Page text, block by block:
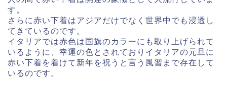
す。
さらに赤い下着はアジアだけでなく世界中でも浸透し
てきているのです。
イタリアでは赤色は国旗のカラーにも取り上げられて
いるように、幸運の色とされておりイタリアの元旦に
赤い下着を着けて新年を祝うと言う風習まで存在して
いるのです。